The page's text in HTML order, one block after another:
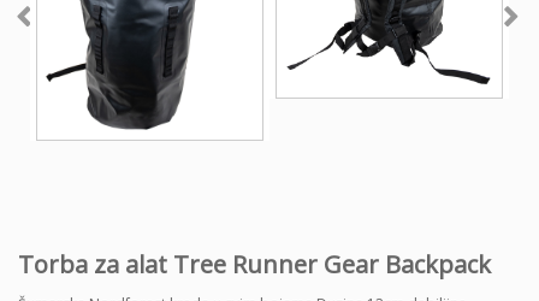
Torba za alat Tree Runner Gear Backpack